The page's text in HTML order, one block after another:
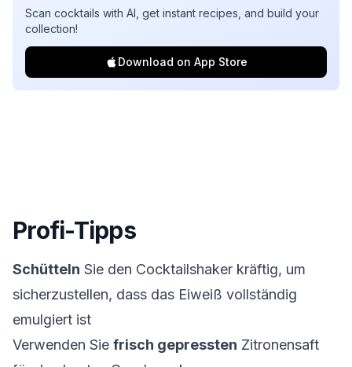
Scan cocktails with AI, get instant recipes, and build your
collection!
Download on App Store
Profi-Tipps
Schütteln Sie den Cocktailshaker kräftig, um
sicherzustellen, dass das Eiweiß vollständig
emulgiert ist
Verwenden Sie frisch gepressten Zitronensaft